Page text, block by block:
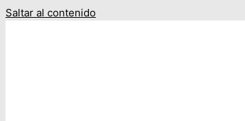
Saltar al contenido